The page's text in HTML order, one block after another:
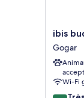
ibis
budget
Park
Gogar
ibis
Gogar
Wi-Fi